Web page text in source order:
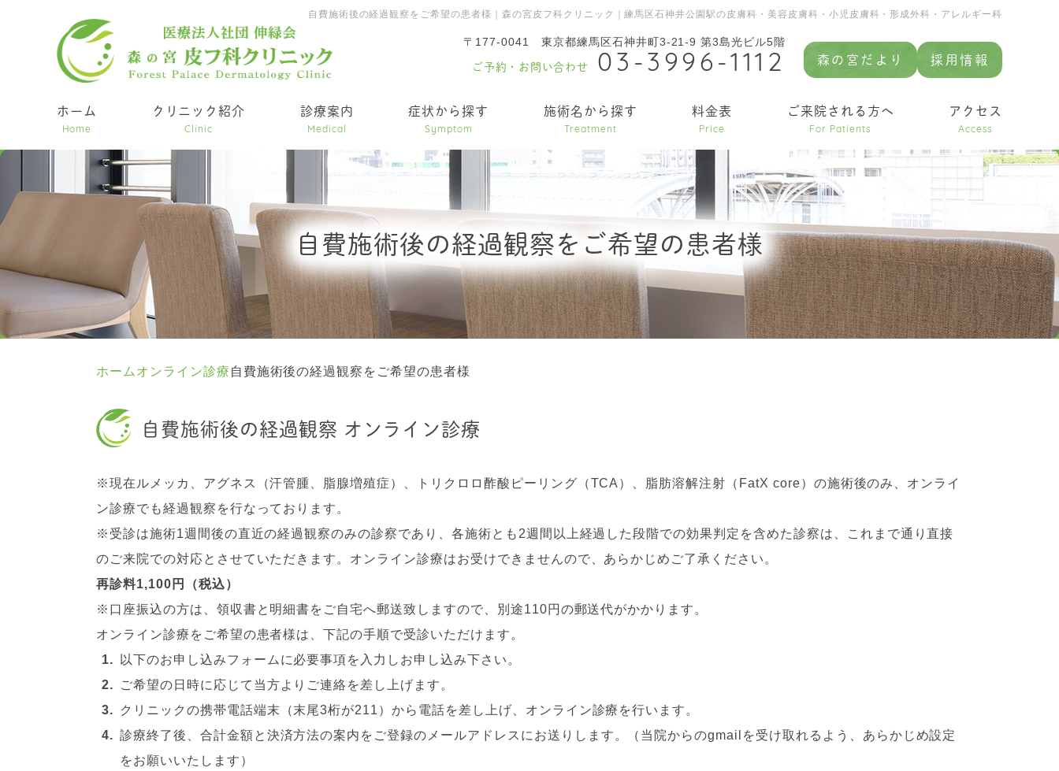
森の宮だより 採用情報
自費施術後の経過観察をご希望の患者様｜森の宮皮フ科クリニック｜練馬区石神井公園駅の皮膚科・美容皮膚科・小児皮膚科・形成外科・アレルギー科
〒177-0041 東京都練馬区石神井町3-21-9 第3島光ビル5階
ご予約・お問い合わせ 03-3996-1112
ホーム
Home
クリニック紹介
Clinic
診療案内
Medical
症状から探す
Symptom
施術名から探す
Treatment
料金表
Price
ご来院される方へ
For Patients
アクセス
Access
自費施術後の経過観察をご希望の患者様
ホーム オンライン診療 自費施術後の経過観察をご希望の患者様
自費施術後の経過観察 オンライン診療
※現在ルメッカ、アグネス（汗管腫、脂腺増殖症）、トリクロロ酢酸ピーリング（TCA）、脂肪溶解注射（FatX core）の施術後のみ、オンライ
ン診療でも経過観察を行なっております。
※受診は施術1週間後の直近の経過観察のみの診察であり、各施術とも2週間以上経過した段階での効果判定を含めた診察は、これまで通り直接
のご来院での対応とさせていただきます。オンライン診療はお受けできませんので、あらかじめご了承ください。
再診料1,100円（税込）
※口座振込の方は、領収書と明細書をご自宅へ郵送致しますので、別途110円の郵送代がかかります。
オンライン診療をご希望の患者様は、下記の手順で受診いただけます。
以下のお申し込みフォームに必要事項を入力しお申し込み下さい。
ご希望の日時に応じて当方よりご連絡を差し上げます。
クリニックの携帯電話端末（末尾3桁が211）から電話を差し上げ、オンライン診療を行います。
診療終了後、合計金額と決済方法の案内をご登録のメールアドレスにお送りします。（当院からのgmailを受け取れるよう、あらかじめ設定
をお願いいたします）